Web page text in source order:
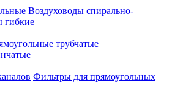
Воздуховоды спирально-
гибкие
трубчатые
Фильтры для прямоугольных